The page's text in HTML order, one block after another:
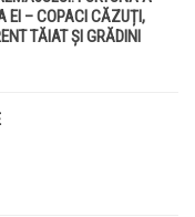
EI – COPACI CĂZUȚI,
TĂIAT ȘI GRĂDINI